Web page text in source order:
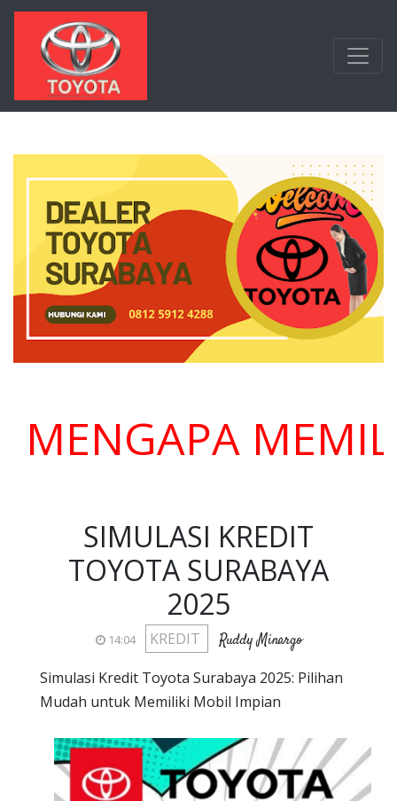
Langsung ke konten utama
MEMILIH
SIMULASI KREDIT
TOYOTA SURABAYA
2025
14:04 KREDIT Ruddy Minargo
Simulasi Kredit Toyota Surabaya 2025: Pilihan
Mudah untuk Memiliki Mobil Impian